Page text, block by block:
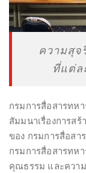
ความสุ
ที่แต่ล
กรมการสื่อสารทห
สัมมนาเรื่องการส
ของ กรมการสื่อสา
กรมการสื่อสารทห
คุณธรรม และควา